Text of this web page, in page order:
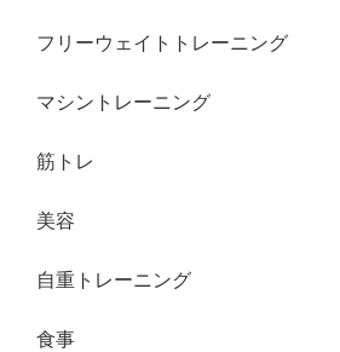
フリーウェイトトレーニング
マシントレーニング
筋トレ
美容
自重トレーニング
食事